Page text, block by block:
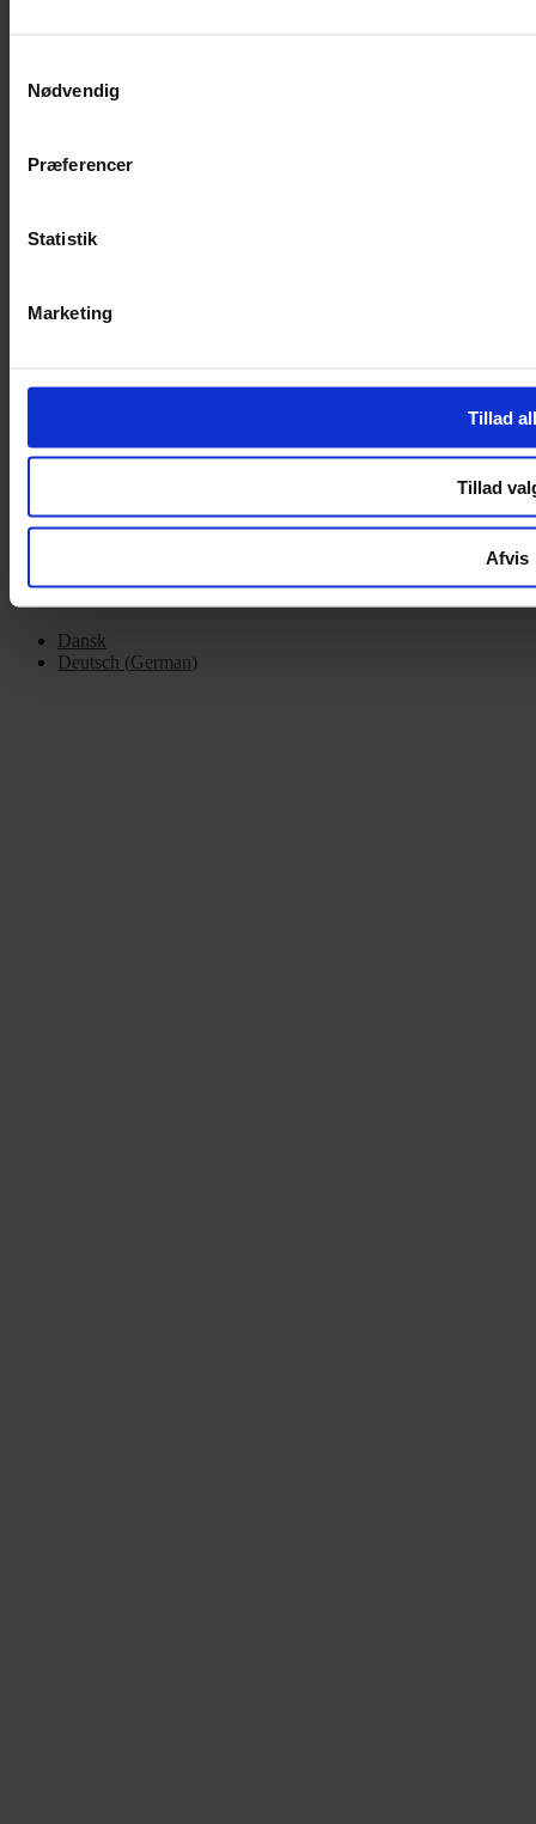
Nødvendig
Præferencer
Statistik
Marketing
Tillad
Tillad
Afvis
Handelsbetingelser
Om Yarn Every Wear
Mandag – Fredag 10:00 – 17:30
Copyright © 2022.Design & hosting by Webhuset Ballum ApS
Dansk
Deutsch (German)